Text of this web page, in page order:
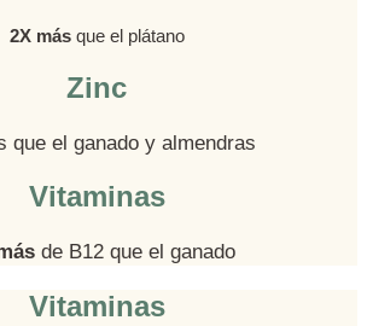
2X másque el plátano
Zinc
que el ganado y almendras
Vitaminas
de B12 que el ganado
Vitaminas